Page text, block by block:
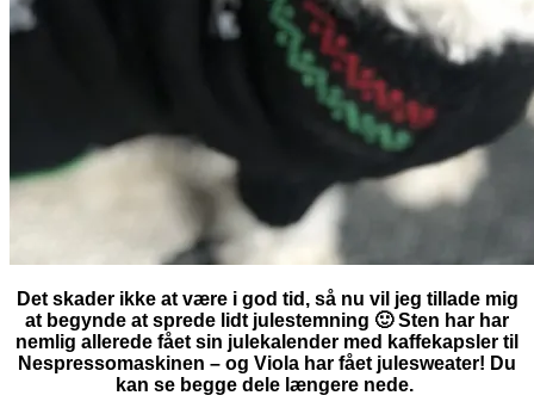
Det skader ikke at være i god tid, så nu vil jeg tillade mig
at begynde at sprede lidt julestemning 🙂 Sten har har
nemlig allerede fået sin julekalender med kaffekapsler til
Nespressomaskinen – og Viola har fået julesweater! Du
kan se begge dele længere nede.